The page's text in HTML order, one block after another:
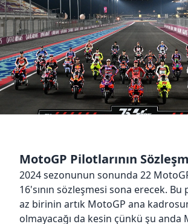
MotoGP Pilotlarının
2024 sezonunun sonunda 22
16'sının sözleşmesi sona erecek.
az birinin artık MotoGP ana
olmayacağı da kesin çünkü şu anda